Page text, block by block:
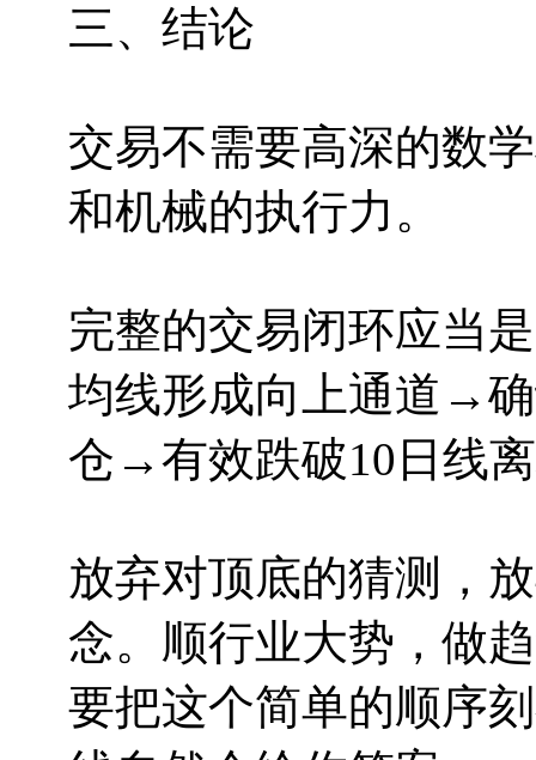
三、结论
交易不需要高深的数
和机械的执行力。
完整的交易闭环应当
均线形成向上通道→
仓→有效跌破10日线
放弃对顶底的猜测，
念。顺行业大势，做
要把这个简单的顺序